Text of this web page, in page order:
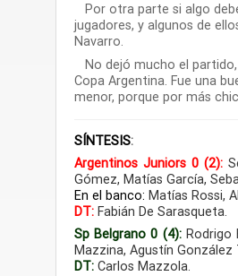
Por otra parte si algo
jugadores, y algunos de
Navarro.
No dejó mucho el
Copa Argentina. Fue una
menor, porque por más
SÍNTESIS:
Argentinos Juniors 0 (2):
Gómez, Matías García,
En el banco: Matías Rossi,
DT: Fabián De Sarasqueta.
Sp Belgrano 0 (4): Rodrigo
Mazzina, Agustín González
DT: Carlos Mazzola.